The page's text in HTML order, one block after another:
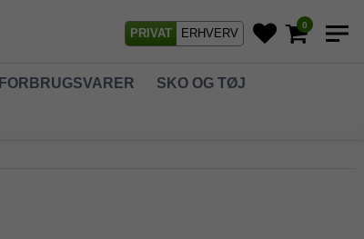
PRIVAT ERHVERV
0
FORBRUGSVARER SKO OG TØJ